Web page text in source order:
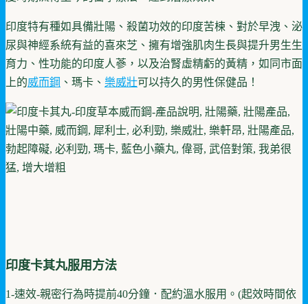
印度特有種如具備壯陽、殺菌功效的印度苦楝、對於早洩、泌
尿與神經系統有益的喜來芝、擁有增強肌肉生長與提升男生生
育力、性功能的印度人蔘，以及治腎虛精虧的黃精，如同市面
上的威而鋼 、瑪卡、 樂威壯可以持久的男性保健品！
印度卡其丸服用方法
1-速效-親密行為時提前40分鐘．配約溫水服用。(起效時間依